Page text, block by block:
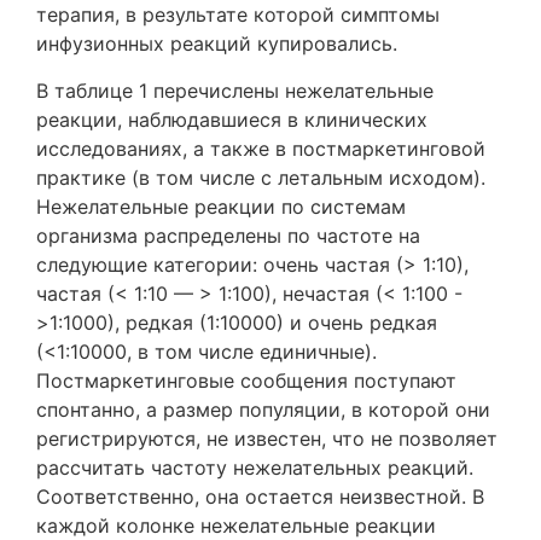
терапия, в результате которой симптомы
инфузионных реакций купировались.
В таблице 1 перечислены нежелательные
реакции, наблюдавшиеся в клинических
исследованиях, а также в постмаркетинговой
практике (в том числе с летальным исходом).
Нежелательные реакции по системам
организма распределены по частоте на
следующие категории: очень частая (> 1:10),
частая (< 1:10 — > 1:100), нечастая (< 1:100 -
>1:1000), редкая (1:10000) и очень редкая
(<1:10000, в том числе единичные).
Постмаркетинговые сообщения поступают
спонтанно, а размер популяции, в которой они
регистрируются, не известен, что не позволяет
рассчитать частоту нежелательных реакций.
Соответственно, она остается неизвестной. В
каждой колонке нежелательные реакции